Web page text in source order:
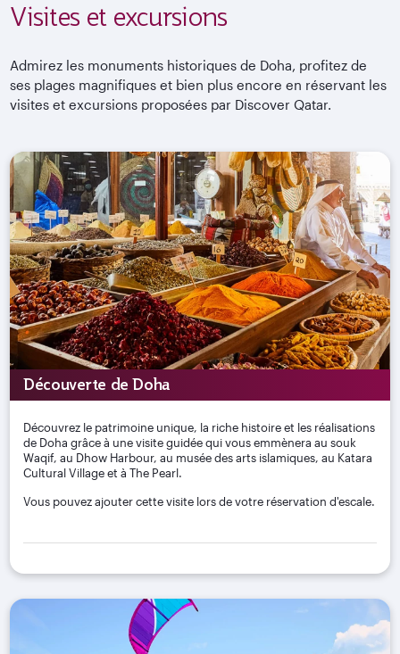
Visites et excursions
Admirez les monuments historiques de Doha, profitez de
ses plages magnifiques et bien plus encore en réservant les
visites et excursions proposées par Discover Qatar.
Découverte de Doha
Découvrez le patrimoine unique, la riche histoire et les réalisations
de Doha grâce à une visite guidée qui vous emmènera au souk
Waqif, au Dhow Harbour, au musée des arts islamiques, au Katara
Cultural Village et à The Pearl.
Vous pouvez ajouter cette visite lors de votre réservation d'escale.